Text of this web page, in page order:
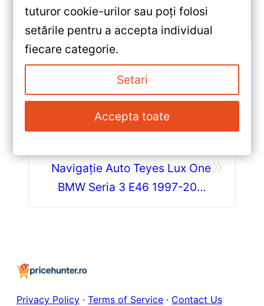
Vezi review!
«
pentru Chevrolet Camaro
Detaliată, Testare &
Recomandări
»
Navigație Auto Teyes Lux One
BMW Seria 3 E46 1997-2006
Privacy Policy · Terms of Service · Contact Us
tuturor cookie-urilor sau poți folosi
setările pentru a accepta individual
fiecare categorie.
Setari
Accepta toate